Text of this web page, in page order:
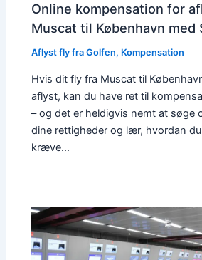
Online kompensation for
Muscat til København med
Aflyst fly fra Golfen, Kompensation
Hvis dit fly fra Muscat til
aflyst, kan du have ret til
– og det er heldigvis nemt at søge
dine rettigheder og lær, hvordan
kræve…